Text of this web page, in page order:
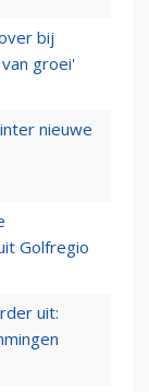
bij
groei'
nieuwe
Golfregio
uit: